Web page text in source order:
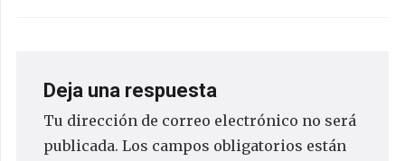
Deja una respuesta
Tu dirección de correo electrónico no será
publicada. Los campos obligatorios están